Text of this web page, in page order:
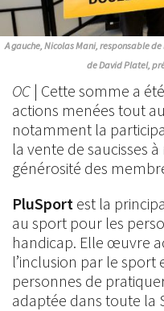
A gauche, Nicolas Mani, responsable
de David Platel,
OC | Cette somme a
actions menées tout
notamment la
la vente de saucisses
générosité des
PluSport est la
au sport pour les
handicap. Elle œuvre
l’inclusion par le
personnes de
adaptée dans toute la